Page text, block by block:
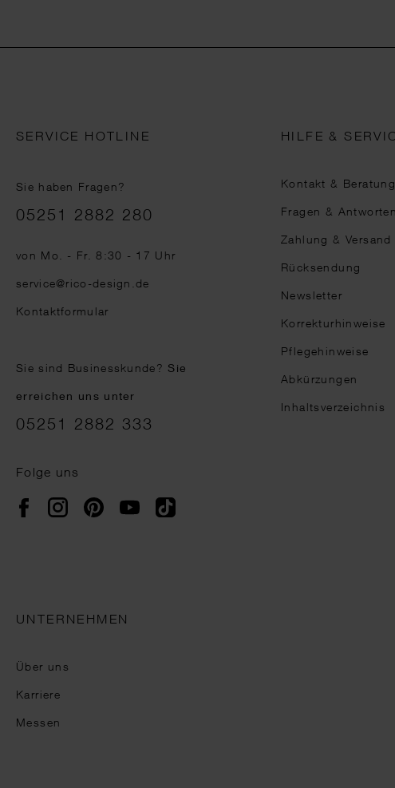
SERVICE HOTLINE
Sie haben Fragen?
Telefonnummer
05251 2882 280
von Mo. - Fr. 8:30 - 17 Uhr
service@rico-design.de
Kontaktformular
Sie sind Businesskunde?Sie
erreichen uns unter
05251 2882 333
Folge uns
FacebookInstagramPinterestYouTubeTikTok
HILFE &
Kontakt & Beratung
Fragen & Antworten
Zahlung & Versand
Rücksendung
Newsletter
Korrekturhinweise
Pflegehinweise
Abkürzungen
Inhaltsverzeichnis
UNTERNEHMEN
Über uns
Karriere
Messen